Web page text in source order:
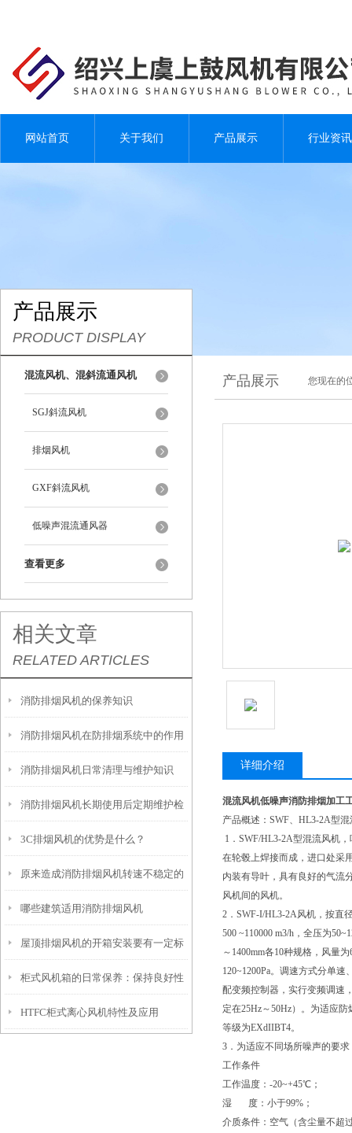
网站首页 关于我们 产品展示 行业资讯
产品展示
PRODUCT DISPLAY
混流风机、混斜流通风机
SGJ斜流风机
排烟风机
GXF斜流风机
低噪声混流通风器
查看更多
相关文章
RELATED ARTICLES
消防排烟风机的保养知识
消防排烟风机在防排烟系统中的作用
消防排烟风机日常清理与维护知识
消防排烟风机长期使用后定期维护检
查
3C排烟风机的优势是什么？
原来造成消防排烟风机转速不稳定的
原因是这些
哪些建筑适用消防排烟风机
屋顶排烟风机的开箱安装要有一定标
准
柜式风机箱的日常保养：保持良好性
能的关键
HTFC柜式离心风机特性及应用
产品展示 您现在的
详细介绍
混流风机低噪声消防排烟加工
产品概述：SWF、HL3-2A型
1．SWF/HL3-2A型混流风机
在轮毂上焊接而成，进口处采
内装有导叶，具有良好的气流
风机间的风机。
2．SWF-I/HL3-2A风机，按直
500 ~110000 m3/h，全压为
～1400mm各10种规格，风量
120~1200Pa。调速方式分单
配变频控制器，实行变频调速
定在25Hz～50Hz）。为适应
等级为EXdIIBT4。
3．为适应不同场所噪声的要
工作条件
工作温度：-20~+45℃；
湿 度：小于99%；
介质条件：空气（含尘量不超